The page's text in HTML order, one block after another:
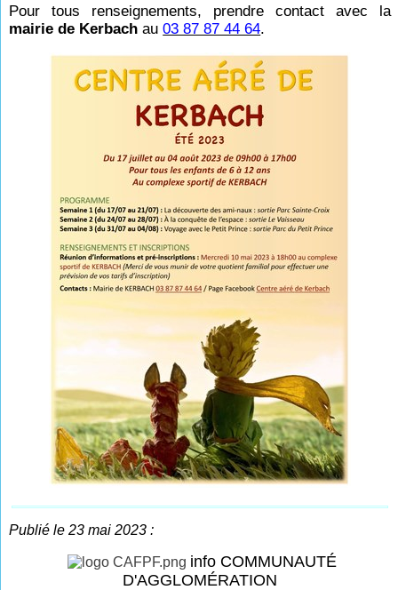
Pour tous renseignements, prendre contact avec la
mairie de Kerbach au03 87 87 44 64.
Publié le 23 mai 2023 :
info COMMUNAUTÉ
D'AGGLOMÉRATION